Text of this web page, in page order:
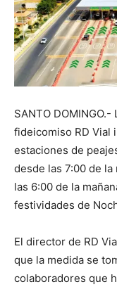
SANTO
fideicomiso RD Vial
estaciones de
desde las 7:00 de
las 6:00 de la
festividades de
El director de RD
que la medida se
colaboradores que